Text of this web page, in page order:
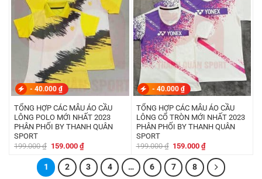
- 40.000 ₫
TỔNG HỢP CÁC MẪU ÁO CẦU
LÔNG POLO MỚI NHẤT 2023
PHÂN PHỐI BY THANH QUÂN
SPORT
199.000₫ Giá
là:
199.000 ₫.
159.000 ₫Giá
hiện
tại
là:
159.000 ₫.
- 40.000 ₫
TỔNG HỢP CÁC MẪU ÁO CẦU
LÔNG CỔ TRÒN MỚI NHẤT 2023
PHÂN PHỐI BY THANH QUÂN
SPORT
199.000₫ Giá
là:
199.000 ₫.
159.000₫Giá
tại
là:
159.000 ₫.
1 2 3 4 … 6 7 8